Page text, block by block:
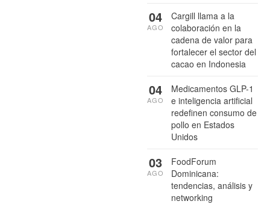
Cargill llama a la
colaboración en la
cadena de valor para
fortalecer el sector del
cacao en Indonesia
04
AGO
Medicamentos GLP-1
e inteligencia artificial
redefinen consumo de
pollo en Estados
Unidos
04
AGO
FoodForum
Dominicana:
tendencias, análisis y
networking
03
AGO